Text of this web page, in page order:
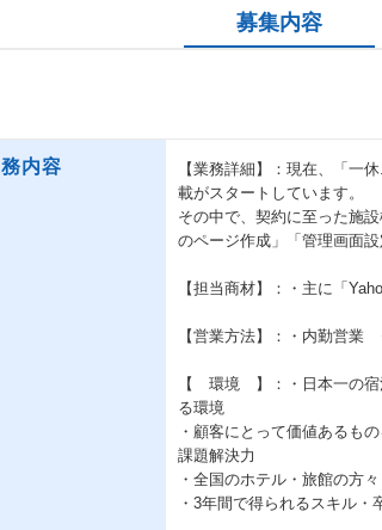
募集内容
内容
【業務詳細】：現在、「一
載がスタートしています。
その中で、契約に至った施
のページ作成」「管理画面
【担当商材】：・主に「
【営業方法】：・内勤営業
【 環境 】：・日本一の宿
る環境
・顧客にとって価値あるも
課題解決力
・全国のホテル・旅館の方
・3年間で得られるスキル